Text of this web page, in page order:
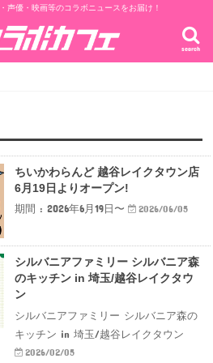
声優・映画等のコラボニュースをお届け！
search
ちいかわらんど 越谷レイクタウン店
6月19日よりオープン!
期間 : 2026年6月19日〜
2026/06/05
シルバニアファミリー シルバニア森
のキッチン in 埼玉/越谷レイクタウ
ン
シルバニアファミリー シルバニア森の
キッチン in 埼玉/越谷レイクタウン
2026/02/05